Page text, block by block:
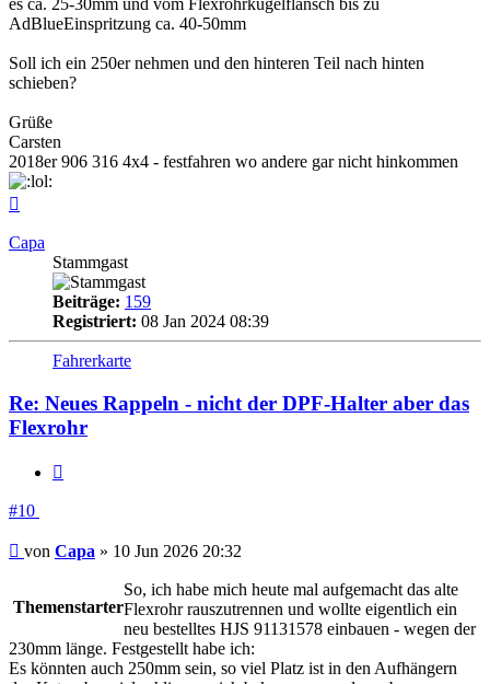
es ca. 25-30mm und vom Flexrohrkugelflansch bis zu
AdBlueEinspritzung ca. 40-50mm
Soll ich ein 250er nehmen und den hinteren Teil nach hinten
schieben?
Grüße
Carsten
2018er 906 316 4x4 - festfahren wo andere gar nicht hinkommen
Capa
Stammgast
Beiträge: 159
Registriert: 08 Jan 2024 08:39
Fahrerkarte
Re: Neues Rappeln - nicht der DPF-Halter aber das
Flexrohr
#10
Beitrag
von Capa » 10 Jun 2026 20:32
Themenstarter
So, ich habe mich heute mal aufgemacht das alte
Flexrohr rauszutrennen und wollte eigentlich ein
neu bestelltes HJS 91131578 einbauen - wegen der
230mm länge. Festgestellt habe ich:
Es könnten auch 250mm sein, so viel Platz ist in den Aufhängern